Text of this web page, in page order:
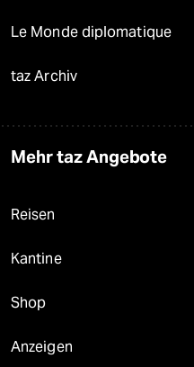
Le Monde diplomatique
taz Archiv
Mehr taz Angebote
Reisen
Kantine
Shop
Anzeigen